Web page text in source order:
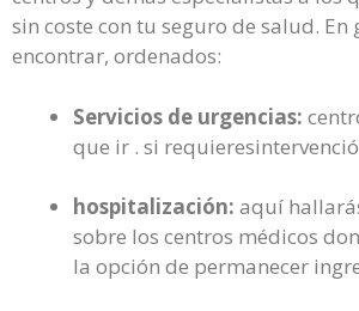
sin coste con tu seguro de salud. En
encontrar, ordenados:
Servicios de urgencias:
que ir . si
hospitalización: aquí
sobre los centros médicos
la opción de permanecer